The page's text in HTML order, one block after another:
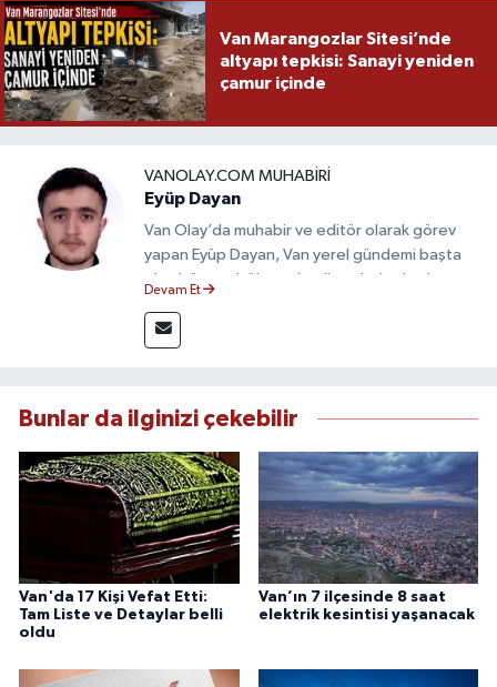
Van Marangozlar Sitesi’nde
altyapı tepkisi: Sanayi yeniden
çamur içinde
VANOLAY.COM MUHABIRI
Eyüp Dayan
Van Olay’da muhabir ve editör olarak görev
yapan Eyüp Dayan, Van yerel gündemi başta
olmak üzere bölgesel gelişmeleri sahadan
deneyimiyle doğruluk, tarafsızlık ve etik ilkeleri
esas alan Dayan, güvenilir kaynaklara dayalı
Devam Et
Bunlar da ilginizi çekebilir
Van'da 17 Kişi Vefat Etti:
Tam Liste ve Detaylar belli
oldu
Van’ın 7 ilçesinde 8 saat
elektrik kesintisi yaşanacak